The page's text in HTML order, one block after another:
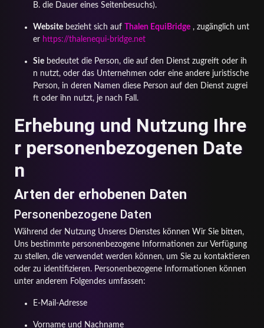
B. die Dauer eines Seitenbesuchs).
Website bezieht sich auf Thalen EquiBridge , zugänglich unt
er https://thalenequi-bridge.net
Sie bedeutet die Person, die auf den Dienst zugreift oder ih
n nutzt, oder das Unternehmen oder eine andere juristische
Person, in deren Namen diese Person auf den Dienst zugrei
ft oder ihn nutzt, je nach Fall.
Erhebung und Nutzung Ihre
r personenbezogenen Date
n
Arten der erhobenen Daten
Personenbezogene Daten
Während der Nutzung Unseres Dienstes können Wir Sie bitten,
Uns bestimmte personenbezogene Informationen zur Verfügung
zu stellen, die verwendet werden können, um Sie zu kontaktieren
oder zu identifizieren. Personenbezogene Informationen können
unter anderem Folgendes umfassen:
E-Mail-Adresse
Vorname und Nachname